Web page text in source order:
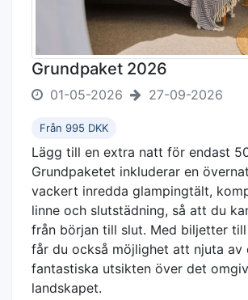
Grundpaket 2026
01-05-2026 27-09-2026
Från 995 DKK
Lägg till en extra natt för endast
Grundpaketet inkluderar en
vackert inredda glampingtält,
linne och slutstädning, så att du
från början till slut. Med biljetter
får du också möjlighet att njuta av
fantastiska utsikten över det
landskapet.